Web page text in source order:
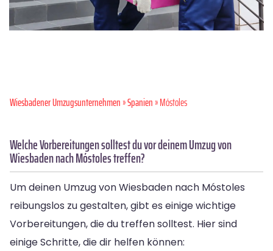
Wiesbadener Umzugsunternehmen»Spanien» Móstoles
Welche Vorbereitungen solltest du vor deinem Umzug von
Wiesbaden nach Móstoles treffen?
Um deinen Umzug von Wiesbaden nach Móstoles
reibungslos zu gestalten, gibt es einige wichtige
Vorbereitungen, die du treffen solltest. Hier sind
einige Schritte, die dir helfen können: